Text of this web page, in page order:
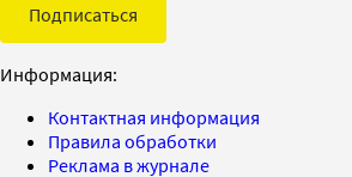
Подписаться
Информация:
Контактная информация
Правила обработки
Реклама в журнале